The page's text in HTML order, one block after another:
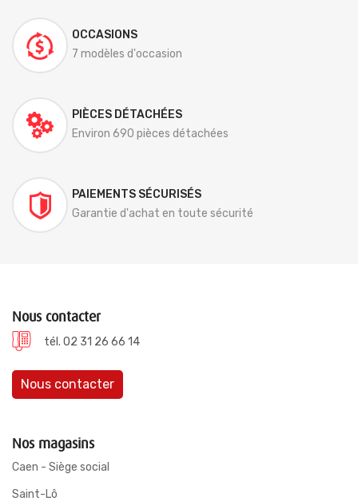
OCCASIONS
7 modèles d'occasion
PIÈCES DÉTACHÉES
Environ 690 pièces détachées
PAIEMENTS SÉCURISÉS
Garantie d'achat en toute sécurité
Nous contacter
tél. 02 31 26 66 14
Nous contacter
Nos magasins
Caen - Siège social
Saint-Lô